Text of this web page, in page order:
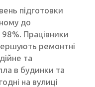
підготовки
до
Працівники
ремонтні
та
в будинки та
на вулиці